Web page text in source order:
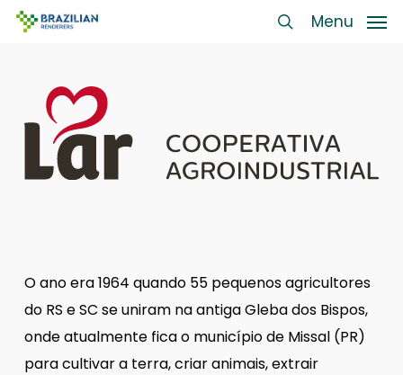
Skip
content
Menu
O ano era 1964 quando 55 pequenos agricultores
do RS e SC se uniram na antiga Gleba dos Bispos,
onde atualmente fica o município de Missal (PR)
para cultivar a terra, criar animais, extrair
Menu